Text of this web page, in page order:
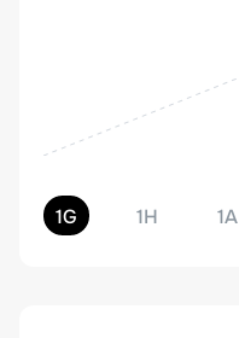
1G 1H 1A